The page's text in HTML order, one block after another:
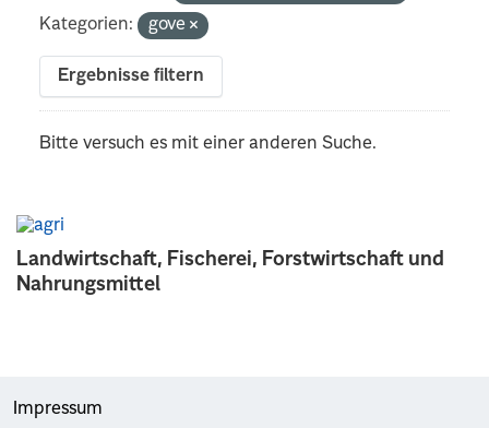
Landwirtschaft, Fischerei, Forstwirtschaft und
Nahrungsmittel
Kategorien:
gove
Ergebnisse filtern
Bitte versuch es mit einer anderen Suche.
Impressum